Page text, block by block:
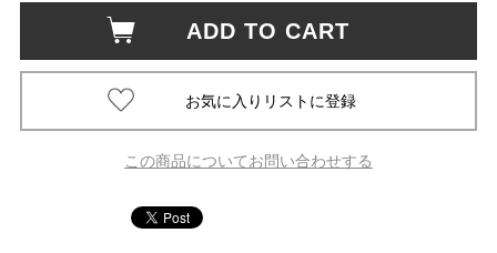
ADD TO CART
この商品についてお問い合わせする